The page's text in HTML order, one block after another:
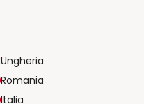
Ungheria
Romania
Italia